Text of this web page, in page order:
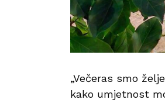
„Večeras smo
kako umjetnost